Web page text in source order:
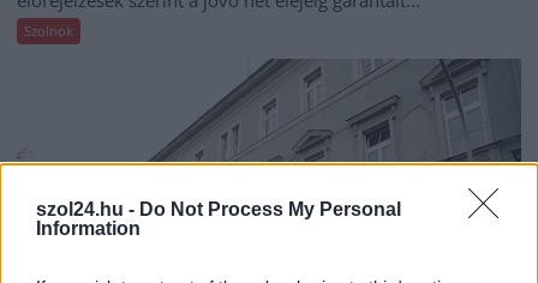
szol24.hu - Do Not Process My Personal
Information
Szolnok